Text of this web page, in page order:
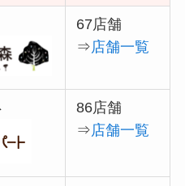
67店舗
⇒店舗一覧
86店舗
⇒店舗一覧